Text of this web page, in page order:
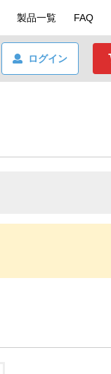
製品一覧 FAQ
ログイン